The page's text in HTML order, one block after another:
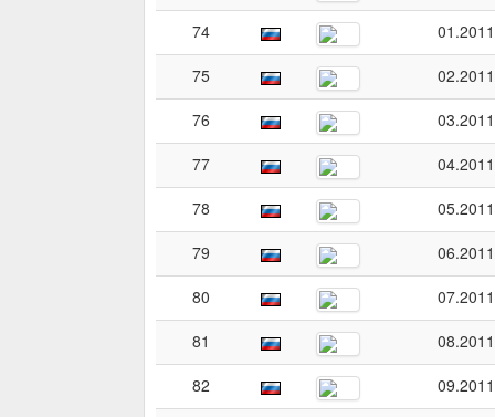
74
01.2011
75
02.2011
76
03.2011
77
04.2011
78
05.2011
79
06.2011
80
07.2011
81
08.2011
82
09.2011